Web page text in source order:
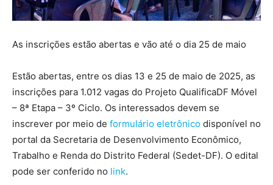
As inscrições estão abertas e vão até o dia 25 de maio
Estão abertas, entre os dias 13 e 25 de maio de 2025, as
inscrições para 1.012 vagas do Projeto QualificaDF Móvel
– 8ª Etapa – 3º Ciclo. Os interessados devem se
inscrever por meio de formulário eletrônico disponível no
portal da Secretaria de Desenvolvimento Econômico,
Trabalho e Renda do Distrito Federal (Sedet-DF). O edital
pode ser conferido no link.